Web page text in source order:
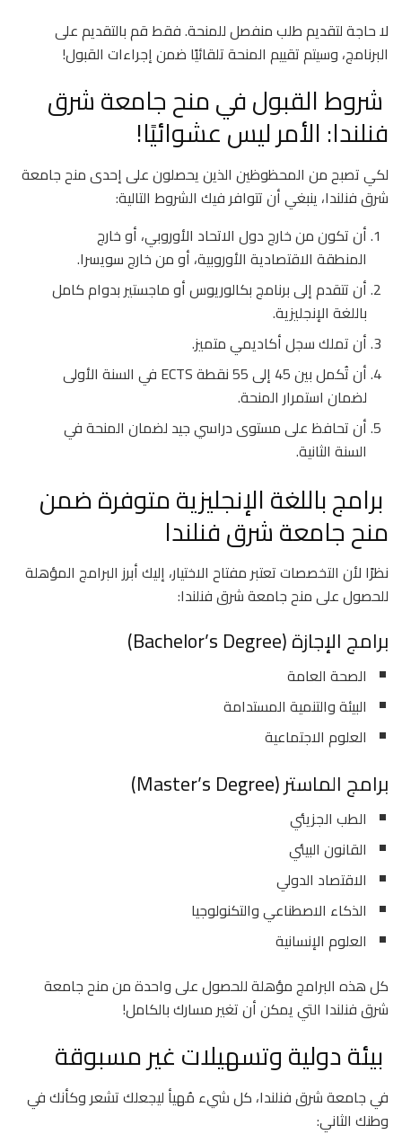
لا حاجة لتقديم طلب منفصل للمنحة. فقط قم بالتقديم على
البرنامج، وسيتم تقييم المنحة تلقائيًا ضمن إجراءات القبول!
شروط القبول في منح جامعة شرق
فنلندا: الأمر ليس عشوائيًا!
لكي تصبح من المحظوظين الذين يحصلون على إحدى منح جامعة
شرق فنلندا، ينبغي أن تتوافر فيك الشروط التالية:
أن تكون من خارج دول الاتحاد الأوروبي، أو خارج
المنطقة الاقتصادية الأوروبية، أو من خارج سويسرا.
أن تتقدم إلى برنامج بكالوريوس أو ماجستير بدوام كامل
باللغة الإنجليزية.
أن تملك سجل أكاديمي متميز.
أن تُكمل بين 45 إلى 55 نقطة ECTS في السنة الأولى
لضمان استمرار المنحة.
أن تحافظ على مستوى دراسي جيد لضمان المنحة في
السنة الثانية.
برامج باللغة الإنجليزية متوفرة ضمن
منح جامعة شرق فنلندا
نظرًا لأن التخصصات تعتبر مفتاح الاختيار، إليك أبرز البرامج المؤهلة
للحصول على منح جامعة شرق فنلندا:
برامج الإجازة (Bachelor’s Degree)
الصحة العامة
البيئة والتنمية المستدامة
العلوم الاجتماعية
برامج الماستر (Master’s Degree)
الطب الجزيئي
القانون البيئي
الاقتصاد الدولي
الذكاء الاصطناعي والتكنولوجيا
العلوم الإنسانية
كل هذه البرامج مؤهلة للحصول على واحدة من منح جامعة
شرق فنلندا التي يمكن أن تغير مسارك بالكامل!
بيئة دولية وتسهيلات غير مسبوقة
في جامعة شرق فنلندا، كل شيء مُهيأ ليجعلك تشعر وكأنك في
وطنك الثاني: